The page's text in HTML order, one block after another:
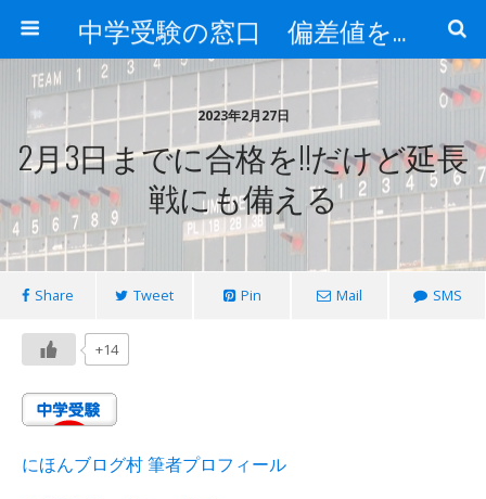
中学受験の窓口 偏差値を上げる勉強法
2023年2月27日
2月3日までに合格を!!だけど延長
戦にも備える
Share Tweet Pin Mail SMS
+14
にほんブログ村 筆者プロフィール